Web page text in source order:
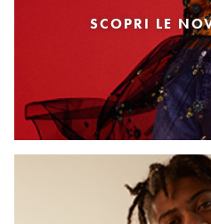
SCOPRI LE